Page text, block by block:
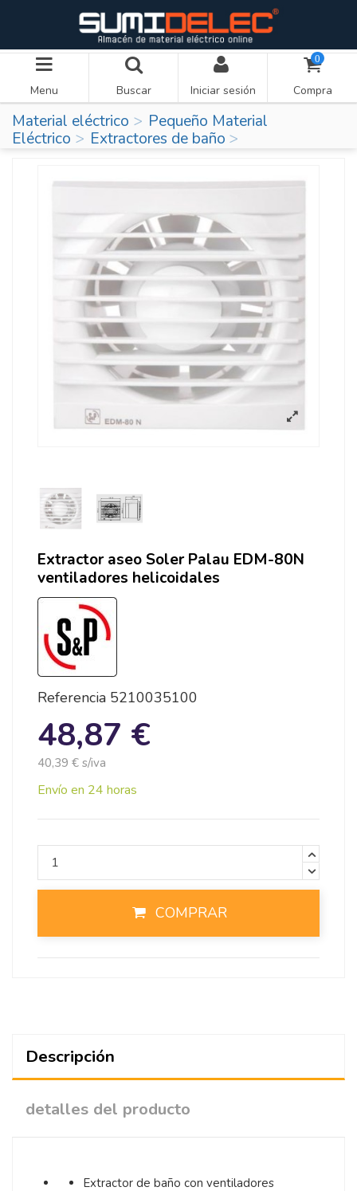
Menu Buscar Iniciar sesión
0
Compra
Material eléctrico
Pequeño Material
Eléctrico
Extractores de baño
Extractor aseo Soler Palau EDM-80N
ventiladores helicoidales
Referencia 5210035100
48,87 €
40,39 € s/iva
Envío en 24 horas
COMPRAR
Descripción
detalles del producto
Extractor de baño con ventiladores